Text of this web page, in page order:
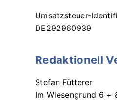
Umsatzsteuer-
DE292960939
Redaktionell
Stefan Fütterer
Im Wiesengrund 6 +